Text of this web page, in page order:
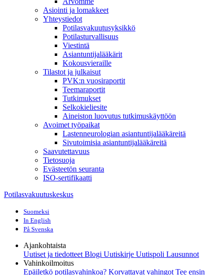
Asiointi ja lomakkeet
Yhteystiedot
Potilasvakuutusyksikkö
Potilasturvallisuus
Viestintä
Asiantuntijalääkärit
Kokousvieraille
Tilastot ja julkaisut
PVK:n vuosiraportit
Teemaraportit
Tutkimukset
Selkokieliesite
Aineiston luovutus tutkimuskäyttöön
Avoimet työpaikat
Lastenneurologian asiantuntijalääkäreitä
Sivutoimisia asiantuntijalääkäreitä
Saavutettavuus
Tietosuoja
Evästeetön seuranta
ISO-sertifikaatti
Potilasvakuutuskeskus
Suomeksi
In English
På Svenska
Ajankohtaista
Uutiset ja tiedotteet Blogi Uutiskirje Uutispoli Lausunnot
Vahinkoilmoitus
Epäiletkö potilasvahinkoa? Korvattavat vahingot Tee ensin